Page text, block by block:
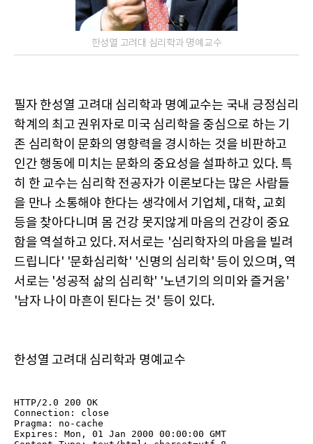
한성열 고려대 심리학과 명예교수
필자 한성열 고려대 심리학과 명예교수는 국내 긍정심리
학계의 최고 권위자로 미국 심리학을 중심으로 하는 기
존 심리학이 문화의 영향력을 경시하는 것을 비판하고
인간 행동에 미치는 문화의 중요성을 설파하고 있다. 특
히 한 교수는 심리학 전공자가 이론보다는 많은 사람들
을 만나 소통해야 한다는 생각에서 기업체, 대학, 교회
등을 찾아다니며 몸 건강 못지않게 마음의 건강이 중요
함을 역설하고 있다. 저서로는 '심리학자의 마음을 빌려
드립니다' '문화심리학' '신명의 심리학' 등이 있으며, 역
서로는 '성공적 삶의 심리학' '노년기의 의미와 즐거움'
'남자 나이 마흔이 된다는 것' 등이 있다.
한성열 고려대 심리학과 명예교수